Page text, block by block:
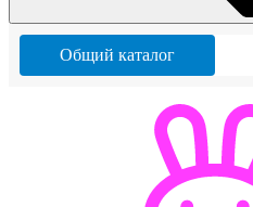
Общий каталог